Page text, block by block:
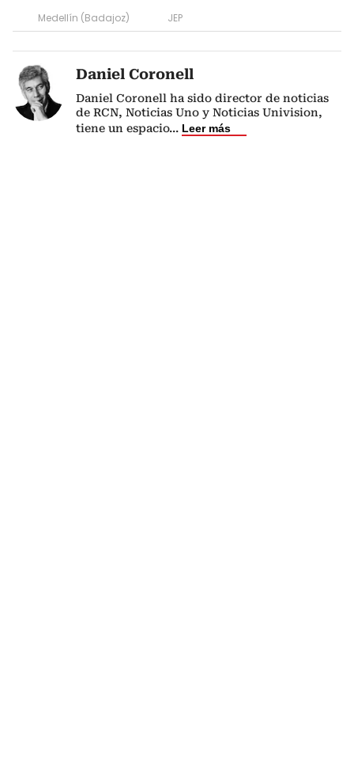
Medellín (Badajoz)
JEP
Daniel Coronell
Daniel Coronell ha sido director de noticias
de RCN, Noticias Uno y Noticias Univision,
tiene un espacio... Leer más